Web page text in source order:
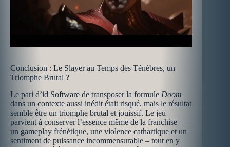
Conclusion : Le Slayer au Temps des Ténèbres, un
Triomphe Brutal ?
Le pari d’id Software de transposer la formule Doom
dans un contexte aussi inédit était risqué, mais le résultat
semble être un triomphe brutal et jouissif. Le jeu
parvient à conserver l’essence même de la franchise –
un gameplay frénétique, une violence cathartique et un
sentiment de puissance incommensurable – tout en y